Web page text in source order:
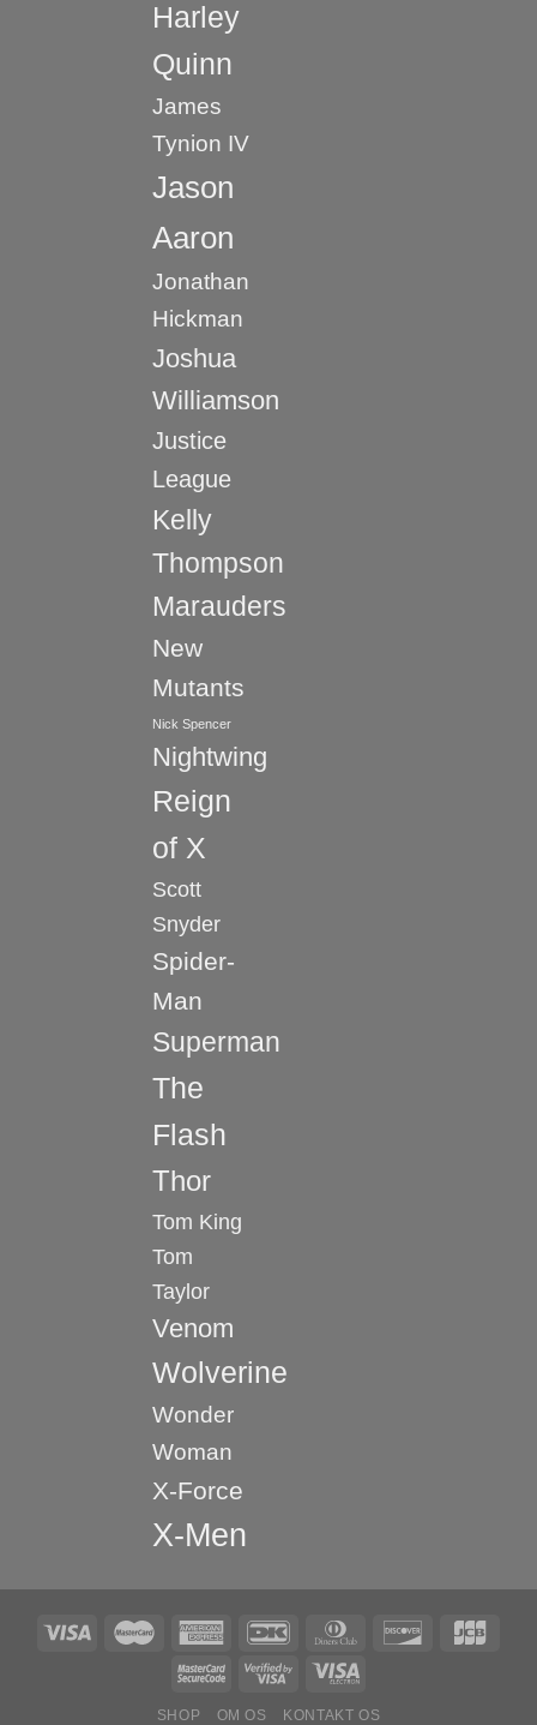
Harley
Quinn
James
Tynion IV
Jason
Aaron
Jonathan
Hickman
Joshua
Williamson
Justice
League
Kelly
Thompson
Marauders
New
Mutants
Nick Spencer
Nightwing
Reign
of X
Scott
Snyder
Spider-
Man
Superman
The
Flash
Thor
Tom King
Tom
Taylor
Venom
Wolverine
Wonder
Woman
X-Force
X-Men
SHOP OM OS KONTAKT OS